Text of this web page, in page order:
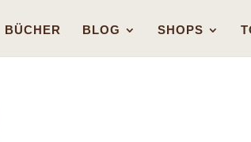
BÜCHER BLOG SHOPS